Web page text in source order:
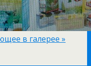
в галерее »